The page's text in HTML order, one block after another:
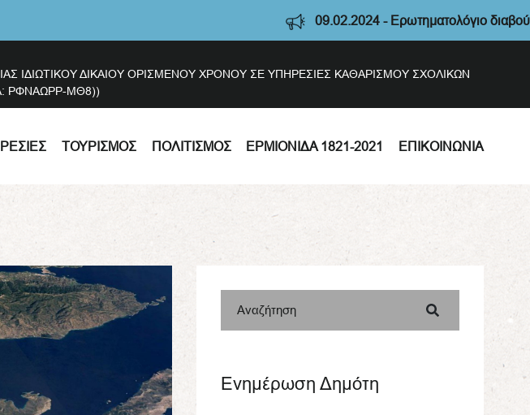
09.02.2024 - Ερωτηματολόγιο διαβούλευσης
ΙΔΙΩΤΙΚΟΥ ΔΙΚΑΙΟΥ ΟΡΙΣΜΕΝΟΥ ΧΡΟΝΟΥ ΣΕ ΥΠΗΡΕΣΙΕΣ ΚΑΘΑΡΙΣΜΟΥ ΣΧΟΛΙΚΩΝ
ΡΦΝΑΩΡΡ-ΜΘ8))
ΤΟΥΡΙΣΜΌΣ ΠΟΛΙΤΙΣΜΌΣ ΕΡΜΙΟΝΊΔΑ 1821-2021 ΕΠΙΚΟΙΝΩΝΊΑ
Αναζήτηση
Ενημέρωση Δημότη